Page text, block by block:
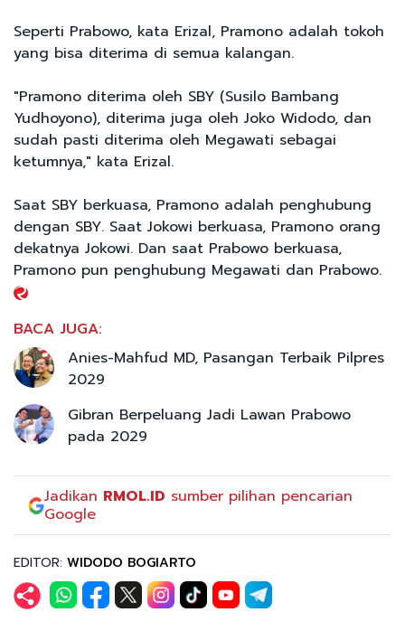
Seperti Prabowo, kata Erizal, Pramono adalah tokoh
yang bisa diterima di semua kalangan.
"Pramono diterima oleh SBY (Susilo Bambang
Yudhoyono), diterima juga oleh Joko Widodo, dan
sudah pasti diterima oleh Megawati sebagai
ketumnya," kata Erizal.
Saat SBY berkuasa, Pramono adalah penghubung
dengan SBY. Saat Jokowi berkuasa, Pramono orang
dekatnya Jokowi. Dan saat Prabowo berkuasa,
Pramono pun penghubung Megawati dan Prabowo.
BACA JUGA:
Anies-Mahfud MD, Pasangan Terbaik Pilpres
2029
Gibran Berpeluang Jadi Lawan Prabowo
pada 2029
Jadikan RMOL.ID sumber pilihan pencarian
Google
EDITOR: WIDODO BOGIARTO